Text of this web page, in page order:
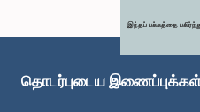
பி.ப. 12:02 - பி.ப. 12:10இந்தப் பக்கத்தை
தொடர்புடைய